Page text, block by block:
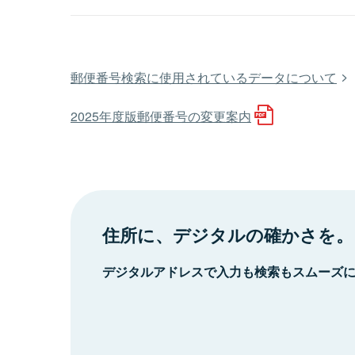
郵便番号検索に使用されているデータについて
2025年度版郵便番号の変更案内
住所に、デジタルの確かさを。
デジタルアドレスで入力も検索もスムーズ